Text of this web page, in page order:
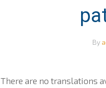
By
There are no translations